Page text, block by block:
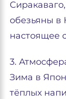
обезьяны в
настоящее
3.
Зима в
тёплых